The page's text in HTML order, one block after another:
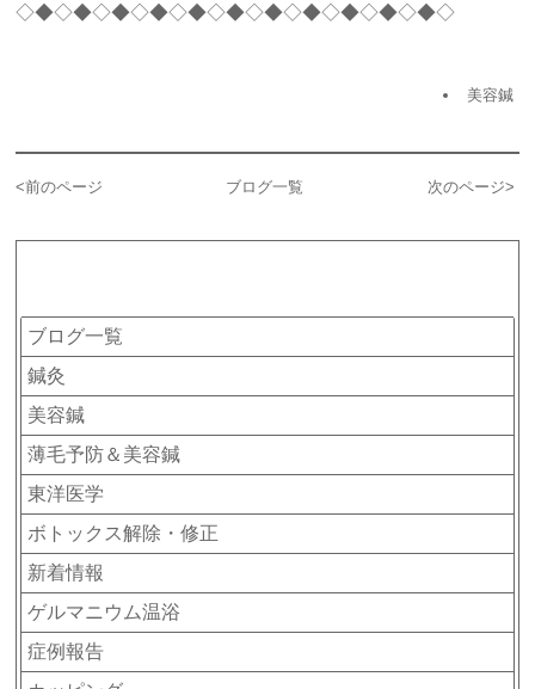
◇◆◇◆◇◆◇◆◇◆◇◆◇◆◇◆◇◆◇◆◇◆◇
美容鍼
<前のページ ブログ一覧 次のページ>
ブログ一覧
鍼灸
美容鍼
薄毛予防＆美容鍼
東洋医学
ボトックス解除・修正
新着情報
ゲルマニウム温浴
症例報告